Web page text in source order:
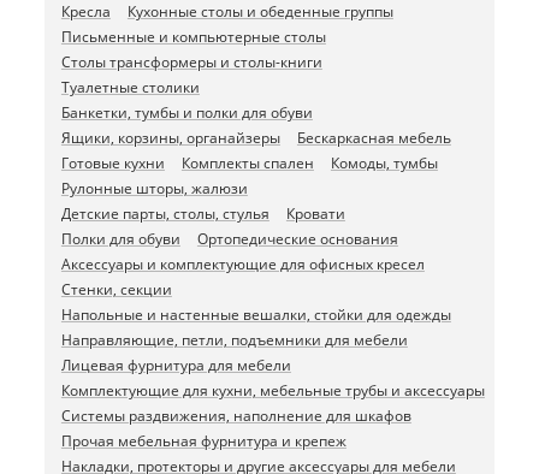
Кресла
Кухонные столы и обеденные группы
Письменные и компьютерные столы
Столы трансформеры и столы-книги
Туалетные столики
Банкетки, тумбы и полки для обуви
Ящики, корзины, органайзеры
Бескаркасная мебель
Готовые кухни
Комплекты спален
Комоды, тумбы
Рулонные шторы, жалюзи
Детские парты, столы, стулья
Кровати
Полки для обуви
Ортопедические основания
Аксессуары и комплектующие для офисных кресел
Стенки, секции
Напольные и настенные вешалки, стойки для одежды
Направляющие, петли, подъемники для мебели
Лицевая фурнитура для мебели
Комплектующие для кухни, мебельные трубы и аксессуары
Системы раздвижения, наполнение для шкафов
Прочая мебельная фурнитура и крепеж
Накладки, протекторы и другие аксессуары для мебели